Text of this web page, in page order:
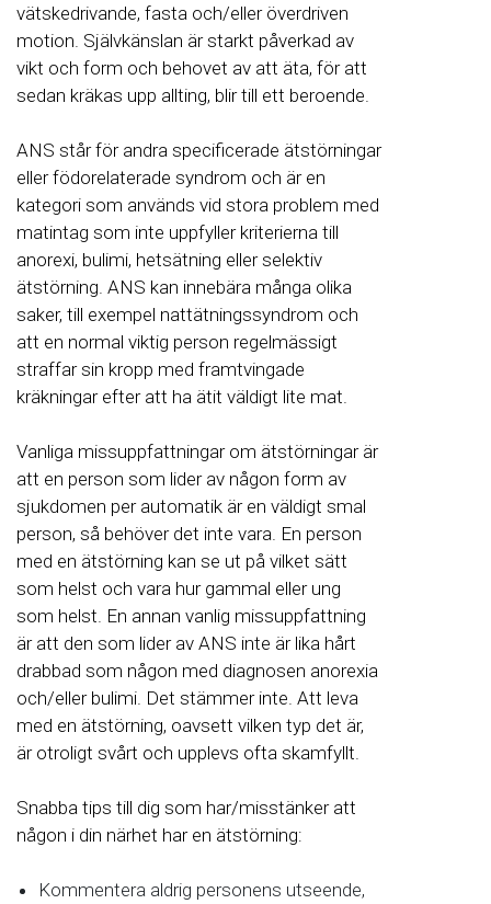
vätskedrivande, fasta och/eller överdriven
motion. Självkänslan är starkt påverkad av
vikt och form och behovet av att äta, för att
sedan kräkas upp allting, blir till ett beroende.
ANS står för andra specificerade ätstörningar
eller födorelaterade syndrom och är en
kategori som används vid stora problem med
matintag som inte uppfyller kriterierna till
anorexi, bulimi, hetsätning eller selektiv
ätstörning. ANS kan innebära många olika
saker, till exempel nattätningssyndrom och
att en normal viktig person regelmässigt
straffar sin kropp med framtvingade
kräkningar efter att ha ätit väldigt lite mat.
Vanliga missuppfattningar om ätstörningar är
att en person som lider av någon form av
sjukdomen per automatik är en väldigt smal
person, så behöver det inte vara. En person
med en ätstörning kan se ut på vilket sätt
som helst och vara hur gammal eller ung
som helst. En annan vanlig missuppfattning
är att den som lider av ANS inte är lika hårt
drabbad som någon med diagnosen anorexia
och/eller bulimi. Det stämmer inte. Att leva
med en ätstörning, oavsett vilken typ det är,
är otroligt svårt och upplevs ofta skamfyllt.
Snabba tips till dig som har/misstänker att
någon i din närhet har en ätstörning:
Kommentera aldrig personens utseende,